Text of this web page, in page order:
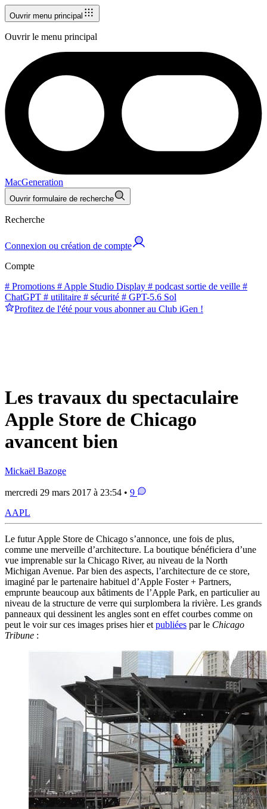
Ouvrir menu principal
Ouvrir le menu principal
MacGeneration
Ouvrir formulaire de recherche
Recherche
Connexion ou création de compte
Compte
# Promotions # Apple Studio Display # podcast sortie de veille #
ChatGPT # utilitaire # sécurité # GPT-5.6 Sol
Profitez de l'été pour vous abonner au Club iGen !
Les travaux du spectaculaire
Apple Store de Chicago
avancent bien
Mickaël Bazoge
mercredi 29 mars 2017 à 23:54 • 9
AAPL
Le futur Apple Store de Chicago s’annonce, une fois de plus,
comme une merveille d’architecture. La boutique bénéficiera d’une
vue imprenable sur la Chicago River, au niveau de la North
Michigan Avenue. Par bien des aspects, l’architecture de ce store,
imaginé par le partenaire habituel d’Apple Foster + Partners,
emprunte beaucoup aux bâtiments de l’Apple Park, en particulier au
niveau de la structure de verre qui surplombera la rivière. Les grands
panneaux qui dessinent les angles sont en effet courbes comme on
peut le voir sur ces images prises hier et publiées par le Chicago
Tribune :